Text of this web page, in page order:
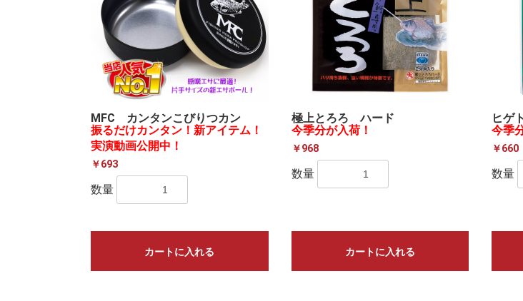
MFC カンタンこびりつカン
振るだけカンタン！新アイテム！
実演動画公開中！
￥693
数量
カートに入れる
極上とろろ ハード
今季分が入荷！
￥968
数量
カートに入れる
ヒゲ
今季
￥660
数量